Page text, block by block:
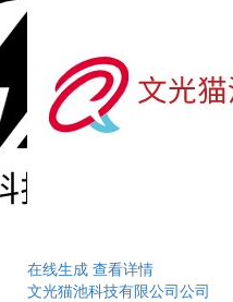
在线生成 查看详情
文光猫池科技有限公司公司